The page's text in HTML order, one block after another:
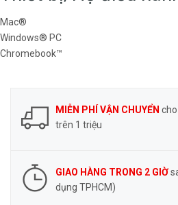
Mac®
Windows® PC
Chromebook™
MIỄN PHÍ VẬN CHUYỂN
trên 1 triệu
GIAO HÀNG TRONG 2 GIỜ
dụng TPHCM)